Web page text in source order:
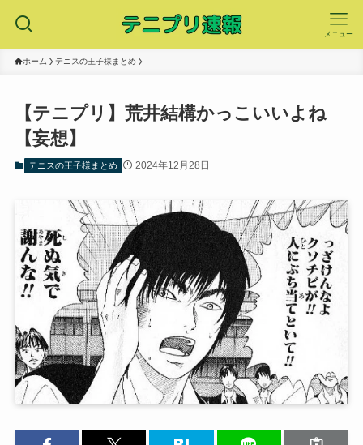
メニュー
ホーム テニスの王子様まとめ
【テニプリ】荒井結構かっこいいよね
【妄想】
テニスの王子様まとめ 2024年12月28日